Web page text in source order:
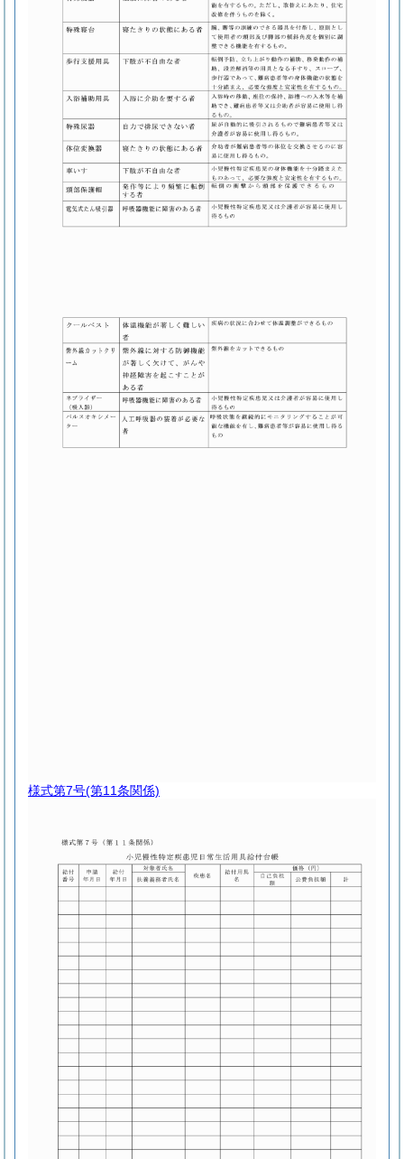
様式第7号(第11条関係)